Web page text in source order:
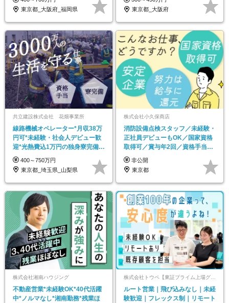
東京都_大阪府_福岡県
東京都_大阪府
共立建設株式会社 花畑事業所
線路機械オペレーター*月収38万
円可*未経験・社会人デビュー歓
迎*光熱費込1万円の独身寮完備*
資格取得支援あり
400～750万円
東京都_埼玉県_山梨県
株式会社小久保商店
消防設備点検スタッフ／未経験・
正社員デビューもOK／国家資格
取得可／賞与年2回／資格手当最
大月4万5千円
非公開
東京都
株式会社湘南ハウジング
不動産営業*未経験OK*40代活躍
中*ノルマなし*湘南勤務*残業ほ
株式会社トウペ【東証プライム上場グループ】
ルート営業｜飛び込みなし｜未経
験歓迎｜フレックス制｜リモート